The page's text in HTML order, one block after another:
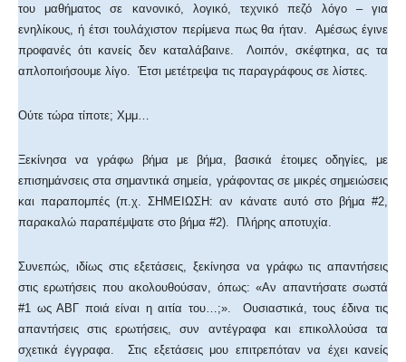
του μαθήματος σε κανονικό, λογικό, τεχνικό πεζό λόγο – για
ενηλίκους, ή έτσι τουλάχιστον περίμενα πως θα ήταν. Αμέσως έγινε
προφανές ότι κανείς δεν καταλάβαινε. Λοιπόν, σκέφτηκα, ας τα
απλοποιήσουμε λίγο. Έτσι μετέτρεψα τις παραγράφους σε λίστες.
Ούτε τώρα τίποτε; Χμμ…
Ξεκίνησα να γράφω βήμα με βήμα, βασικά έτοιμες οδηγίες, με
επισημάνσεις στα σημαντικά σημεία, γράφοντας σε μικρές σημειώσεις
και παραπομπές (π.χ. ΣΗΜΕΙΩΣΗ: αν κάνατε αυτό στο βήμα #2,
παρακαλώ παραπέμψατε στο βήμα #2). Πλήρης αποτυχία.
Συνεπώς, ιδίως στις εξετάσεις, ξεκίνησα να γράφω τις απαντήσεις
στις ερωτήσεις που ακολουθούσαν, όπως: «Αν απαντήσατε σωστά
#1 ως ΑΒΓ ποιά είναι η αιτία του…;». Ουσιαστικά, τους έδινα τις
απαντήσεις στις ερωτήσεις, συν αντέγραφα και επικολλούσα τα
σχετικά έγγραφα. Στις εξετάσεις μου επιτρεπόταν να έχει κανείς